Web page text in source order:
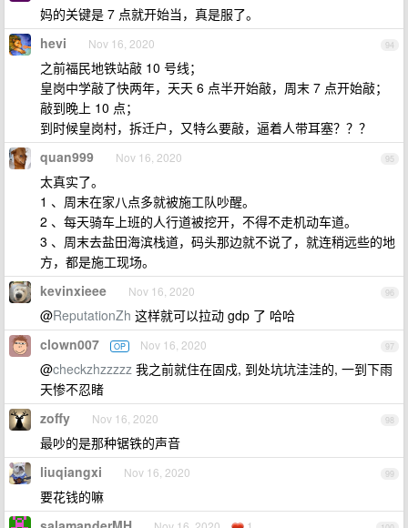
妈的关键是 7 点就开始当，真是服了。
94
hevi Nov 16, 2020
之前福民地铁站敲 10 号线；
皇岗中学敲了快两年，天天 6 点半开始敲，周末 7 点开始敲；
敲到晚上 10 点；
到时候皇岗村，拆迁户，又特么要敲，逼着人带耳塞？？？
95
quan999 Nov 16, 2020
太真实了。
1 、周末在家八点多就被施工队吵醒。
2 、每天骑车上班的人行道被挖开，不得不走机动车道。
3 、周末去盐田海滨栈道，码头那边就不说了，就连稍远些的地
方，都是施工现场。
96
kevinxieee Nov 16, 2020
@ReputationZh 这样就可以拉动 gdp 了 哈哈
97
clown007 OP Nov 16, 2020
@checkzhzzzzz 我之前就住在固戍, 到处坑坑洼洼的, 一到下雨
天惨不忍睹
98
zoffy Nov 16, 2020
最吵的是那种锯铁的声音
99
liuqiangxi Nov 16, 2020
要花钱的嘛